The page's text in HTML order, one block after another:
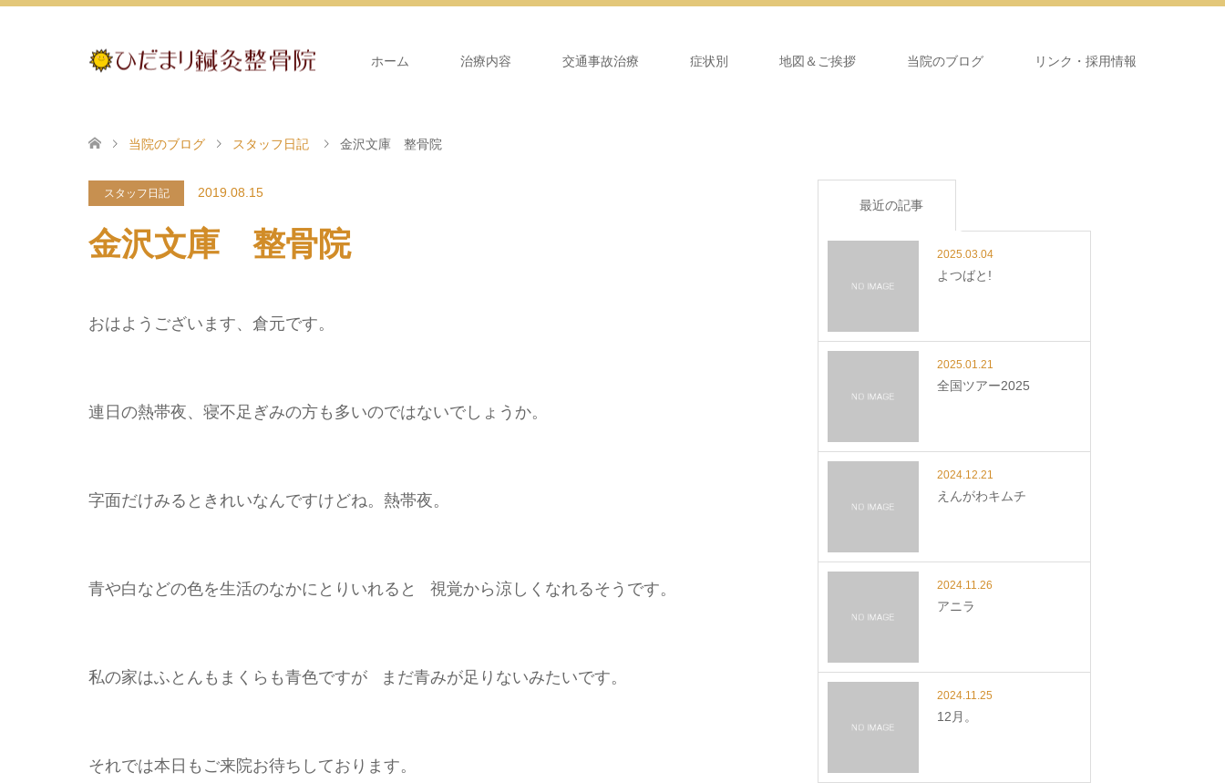
ホーム 治療内容 交通事故治療 症状別 地図＆ご挨拶 当院のブログ リンク・採用情報
当院のブログ スタッフ日記 金沢文庫 整骨院
スタッフ日記 2019.08.15
金沢文庫 整骨院
おはようございます、倉元です。
連日の熱帯夜、寝不足ぎみの方も多いのではないでしょうか。
字面だけみるときれいなんですけどね。熱帯夜。
青や白などの色を生活のなかにとりいれると 視覚から涼しくなれるそうです。
私の家はふとんもまくらも青色ですが まだ青みが足りないみたいです。
それでは本日もご来院お待ちしております。
最近の記事
2025.03.04
よつばと!
2025.01.21
全国ツアー2025
2024.12.21
えんがわキムチ
2024.11.26
アニラ
2024.11.25
12月。